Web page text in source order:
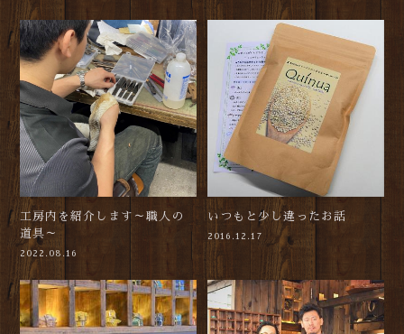
工房内を紹介します～職人の
道具～
2022.08.16
いつもと少し違ったお話
2016.12.17